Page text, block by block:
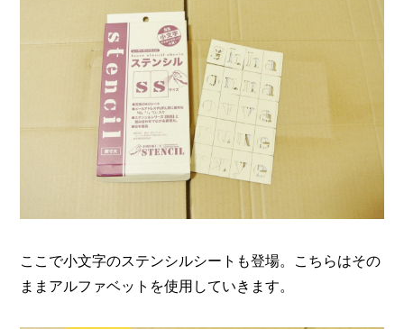
ここで小文字のステンシルシートも登場。こちらはその
ままアルファベットを使用していきます。